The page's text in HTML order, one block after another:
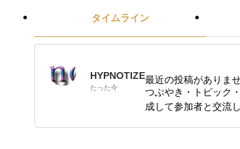
タイムライン
HYPNOTIZE
たった今
最近の投稿がありま
つぶやき・トピック
成して参加者と交流